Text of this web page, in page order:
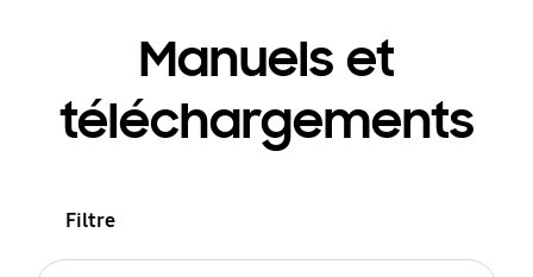
Manuels et
téléchargements
Filtre